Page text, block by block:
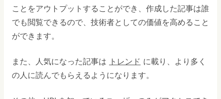
ことをアウトプットすることができ、作成した記事は誰
でも閲覧できるので、技術者としての価値を高めること
ができます。
また、人気になった記事は トレンド に載り、より多く
の人に読んでもらえるようになります。